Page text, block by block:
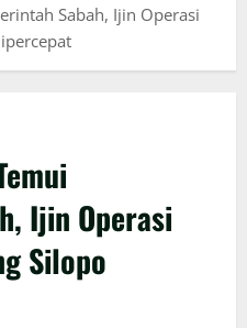
Sabah, Ijin Operasi
Ijin Operasi
Silopo